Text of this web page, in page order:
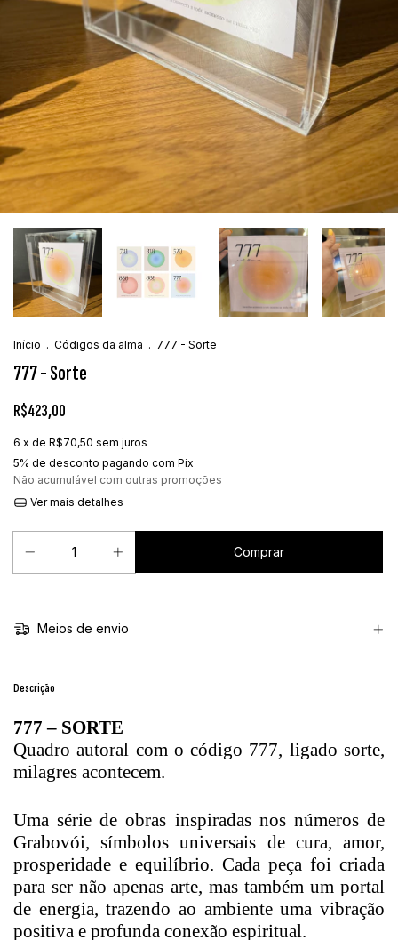
Início . Códigos da alma . 777 - Sorte
777 - Sorte
R$423,00
6 x de R$70,50 sem juros
5% de desconto pagando com Pix
Não acumulável com outras promoções
Ver mais detalhes
Meios de envio
Descrição
777 – SORTE
Quadro autoral com o código 777, ligado sorte,
milagres acontecem.
Uma série de obras inspiradas nos números de
Grabovói, símbolos universais de cura, amor,
prosperidade e equilíbrio. Cada peça foi criada
para ser não apenas arte, mas também um portal
de energia, trazendo ao ambiente uma vibração
positiva e profunda conexão espiritual.